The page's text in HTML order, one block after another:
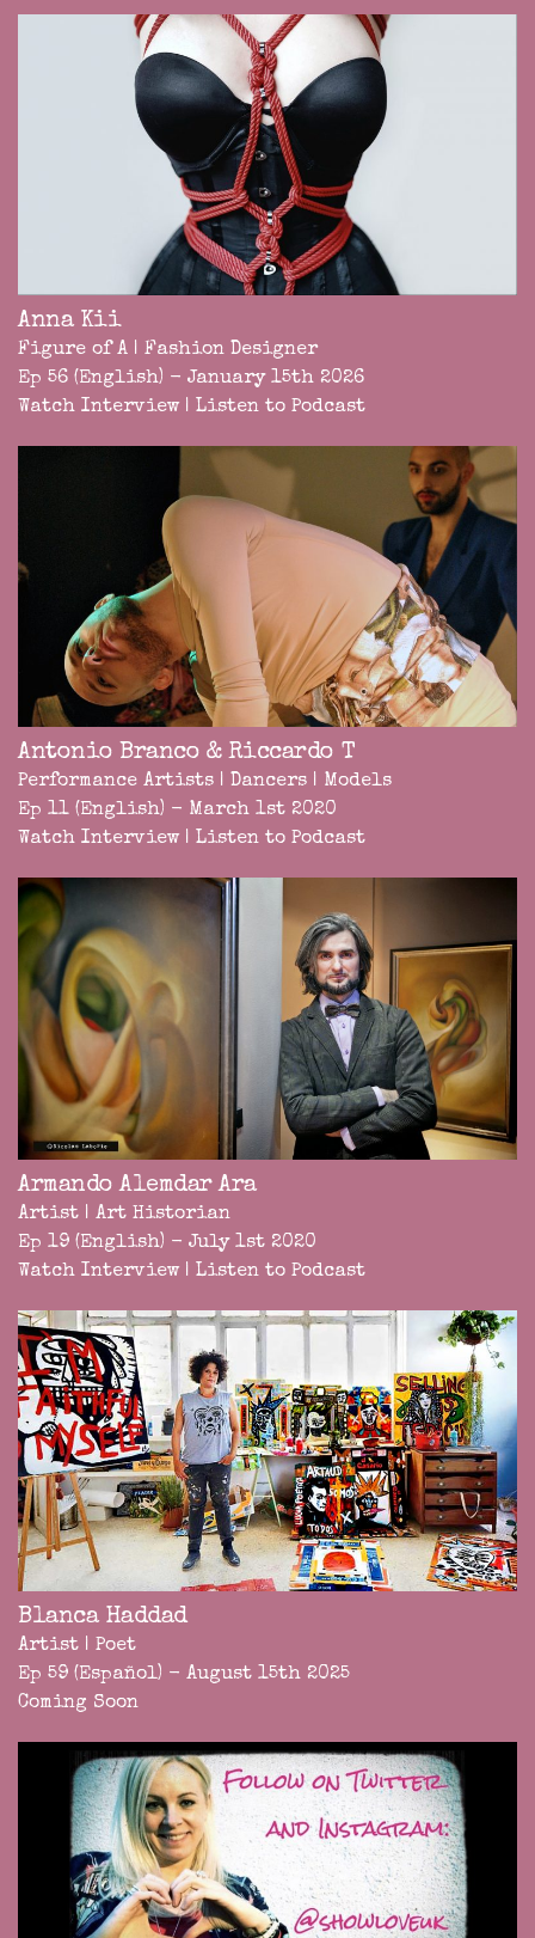
Anna Kii
Figure of A | Fashion Designer
Ep 56 (English) - January 15th 2026
Watch Interview | Listen to Podcast
Antonio Branco & Riccardo T
Performance Artists | Dancers | Models
Ep 11 (English) - March 1st 2020
Watch Interview | Listen to Podcast
Armando Alemdar Ara
Artist | Art Historian
Ep 19 (English) - July 1st 2020
Watch Interview | Listen to Podcast
Blanca Haddad
Artist | Poet
Ep 59 (Español) - August 15th 2025
Coming Soon